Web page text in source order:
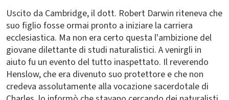
Uscito da Cambridge, il dott. Robert Darwin riteneva che
suo figlio fosse ormai pronto a iniziare la carriera
ecclesiastica. Ma non era certo questa l'ambizione del
giovane dilettante di studi naturalistici. A venirgli in
aiuto fu un evento del tutto inaspettato. Il reverendo
Henslow, che era divenuto suo protettore e che non
credeva assolutamente alla vocazione sacerdotale di